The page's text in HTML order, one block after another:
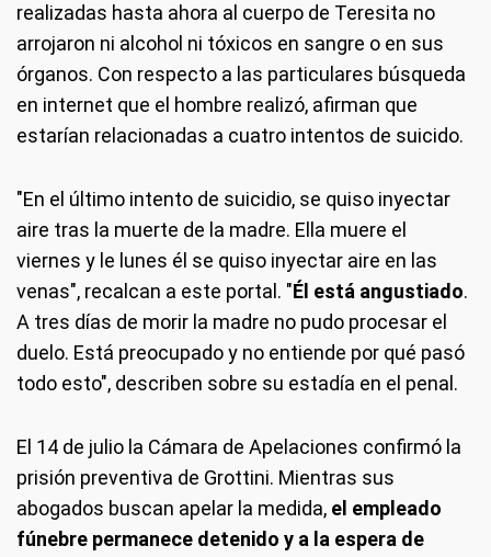
realizadas hasta ahora al cuerpo de Teresita no
arrojaron ni alcohol ni tóxicos en sangre o en sus
órganos. Con respecto a las particulares búsqueda
en internet que el hombre realizó, afirman que
estarían relacionadas a cuatro intentos de suicido.
"En el último intento de suicidio, se quiso inyectar
aire tras la muerte de la madre. Ella muere el
viernes y le lunes él se quiso inyectar aire en las
venas", recalcan a este portal. "Él está angustiado.
A tres días de morir la madre no pudo procesar el
duelo. Está preocupado y no entiende por qué pasó
todo esto", describen sobre su estadía en el penal.
El 14 de julio la Cámara de Apelaciones confirmó la
prisión preventiva de Grottini. Mientras sus
abogados buscan apelar la medida, el empleado
fúnebre permanece detenido y a la espera de